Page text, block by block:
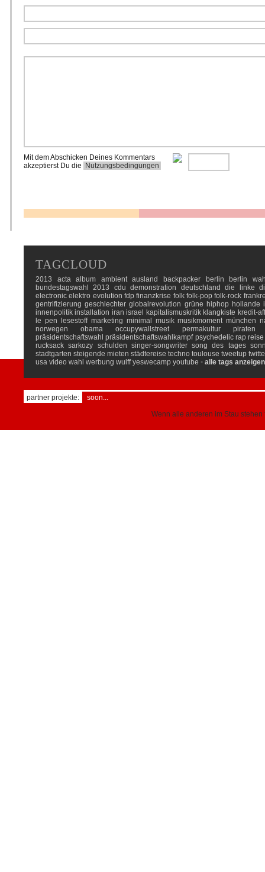
Mit dem Abschicken Deines Kommentars
akzeptierst Du die
Nutzungsbedingungen
TAGCLOUD
2013 acta album ambient ausland backpacker berlin
berlin
bundestagswahl 2013
cdu demonstration deutschland die linke
electronic elektro evolution fdp finanzkrise folk folk-pop folk-rock
gentrifizierung geschlechter globalrevolution grüne hiphop hollande
innenpolitik installation iran israel kapitalismuskritik klangkiste kredit-
le pen
lesestoff marketing minimal musik musikmoment münchen
norwegen
obama occupywallstreet permakultur
piraten
präsidentschaftswahl präsidentschaftswahlkampf psychedelic rap reise
rucksack sarkozy schulden singer-songwriter song des tages
stadtgarten steigende mieten städtereise techno toulouse tweetup
usa video wahl werbung wulff yeswecamp youtube • alle tags anzeigen
partner projekte:
soon...
Wenn alle anderen im Stau